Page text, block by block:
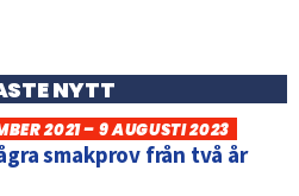
NYTT
2021 – 9 AUGUSTI 2023
smakprov från två år